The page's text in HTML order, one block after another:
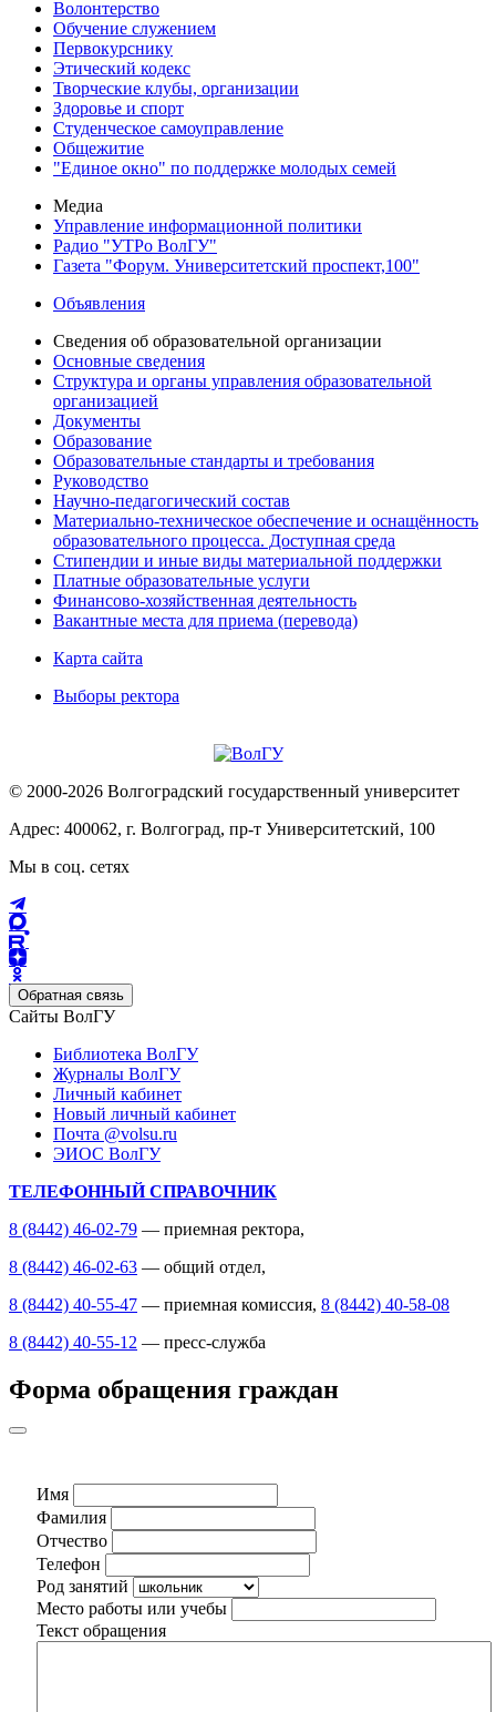
Волонтерство
Обучение служением
Первокурснику
Этический кодекс
Творческие клубы, организации
Здоровье и спорт
Студенческое самоуправление
Общежитие
"Единое окно" по поддержке молодых семей
Медиа
Управление информационной политики
Радио "УТРо ВолГУ"
Газета "Форум. Университетский проспект,100"
Объявления
Сведения об образовательной организации
Основные сведения
Структура и органы управления образовательной
организацией
Документы
Образование
Образовательные стандарты и требования
Руководство
Научно-педагогический состав
Материально-техническое обеспечение и оснащённость
образовательного процесса. Доступная среда
Стипендии и иные виды материальной поддержки
Платные образовательные услуги
Финансово-хозяйственная деятельность
Вакантные места для приема (перевода)
Карта сайта
Выборы ректора
© 2000-2026 Волгоградский государственный университет
Адрес: 400062, г. Волгоград, пр-т Университетский, 100
Мы в соц. сетях
Обратная связь
Сайты ВолГУ
Библиотека ВолГУ
Журналы ВолГУ
Личный кабинет
Новый личный кабинет
Почта @volsu.ru
ЭИОС ВолГУ
ТЕЛЕФОННЫЙ СПРАВОЧНИК
8 (8442) 46-02-79 — приемная ректора,
8 (8442) 46-02-63 — общий отдел,
8 (8442) 40-55-47 — приемная комиссия, 8 (8442) 40-58-08
8 (8442) 40-55-12 — пресс-служба
Форма обращения граждан
Имя
Фамилия
Отчество
Телефон
Род занятий
Место работы или учебы
Текст обращения